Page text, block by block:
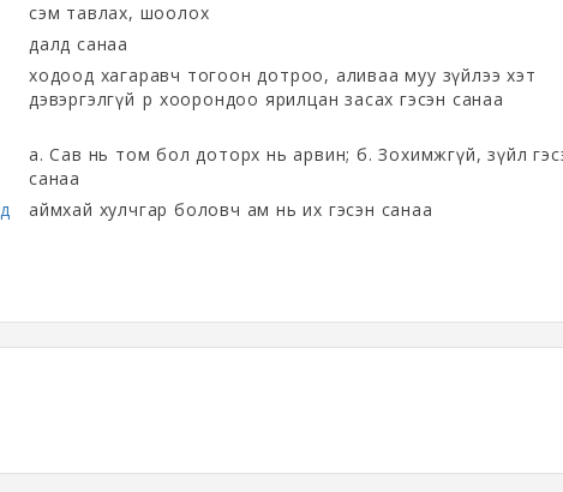
сэм тавлах, шоолох
далд санаа
ходоод хагаравч тогоон дотроо, аливаа муу зүйлээ хэт
дэвэргэлгүй өөр хоорондоо ярилцан засах гэсэн санаа
а. Сав нь том бол доторх нь арвин; б. Зохимжгүй, зүйл
санаа
аймхай хулчгар боловч ам нь их гэсэн санаа